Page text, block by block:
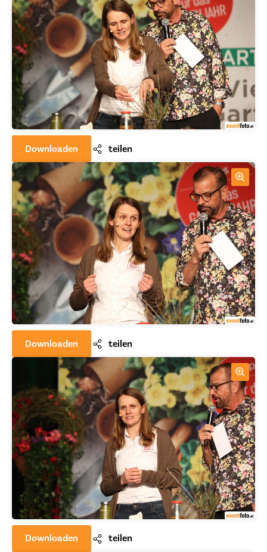
Downloaden teilen
Downloaden teilen
Downloaden teilen